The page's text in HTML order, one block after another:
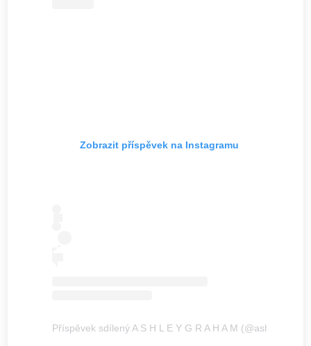
Zobrazit příspěvek na Instagramu
Příspěvek sdílený A S H L E Y G R A H A M